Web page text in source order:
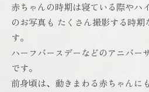
赤ちゃんの時期は寝ている際やハ
のお写真も たくさん撮影する時
す。
ハーフバースデーなどのアニバー
です。
前身頃は、動きまわる赤ちゃんに